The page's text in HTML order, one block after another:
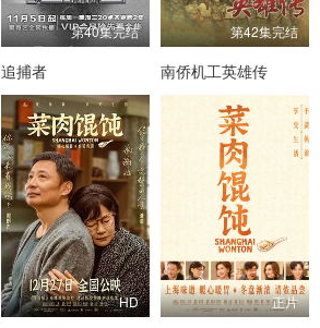
第40集完结
追捕者
第42集完结
南侨机工英雄传
HD 正片